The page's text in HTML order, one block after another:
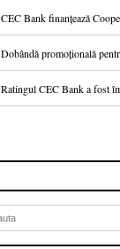
CEC Bank finanțează
Dobândă promoțională
Ratingul CEC Bank a fost